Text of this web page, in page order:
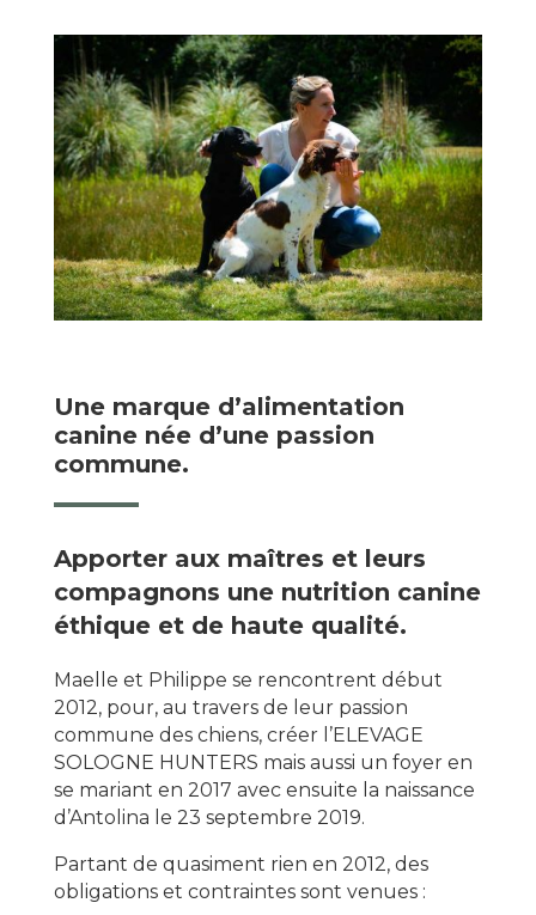
Une marque d’alimentation
canine née d’une passion
commune.
Apporter aux maîtres et leurs
compagnons une nutrition canine
éthique et de haute qualité.
Maelle et Philippe se rencontrent début
2012, pour, au travers de leur passion
commune des chiens, créer l’ELEVAGE
SOLOGNE HUNTERS mais aussi un foyer en
se mariant en 2017 avec ensuite la naissance
d’Antolina le 23 septembre 2019.
Partant de quasiment rien en 2012, des
obligations et contraintes sont venues :